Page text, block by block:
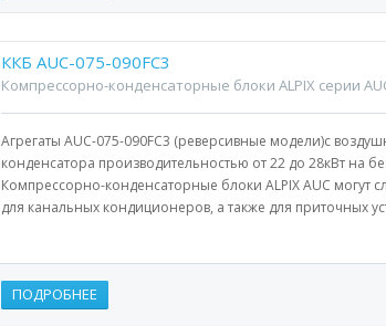
ККБ AUC-075-090FC3
Компрессорно-конденсаторные блоки ALPIX серии
Агрегаты AUC-075-090FC3 (реверсивные модели)с
конденсатора производительностью от 22 до 28кВт на
Компрессорно-конденсаторные блоки ALPIX AUC могут
для канальных кондиционеров, а также для приточных
ПОДРОБНЕЕ